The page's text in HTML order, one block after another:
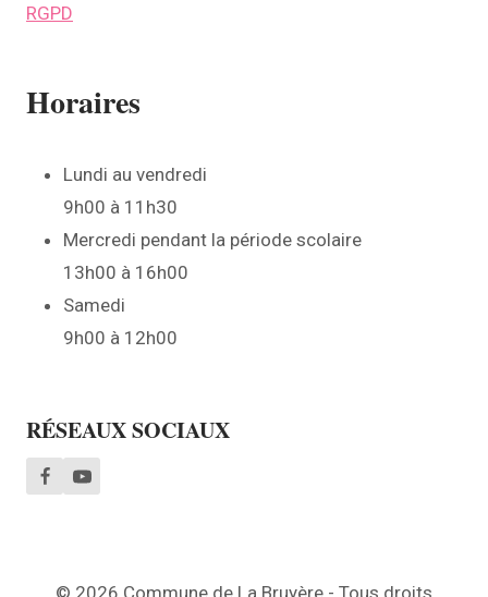
RGPD
Horaires
Lundi au vendredi
9h00 à 11h30
Mercredi pendant la période scolaire
13h00 à 16h00
Samedi
9h00 à 12h00
RÉSEAUX SOCIAUX
© 2026 Commune de La Bruyère - Tous droits